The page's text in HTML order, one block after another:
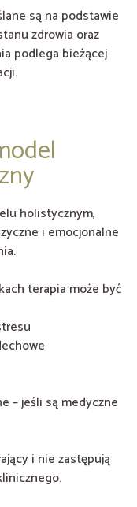
są na podstawie
zdrowia oraz
podlega bieżącej
holistycznym,
i emocjonalne
terapia może być
– jeśli są medyczne
i nie zastępują